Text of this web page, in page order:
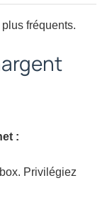
fréquents.
:
Privilégiez